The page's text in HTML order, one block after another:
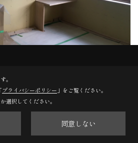
木工事完了検査を行いました。手
に取り掛かります。
。
プライバシーポリシー 」をご覧ください。
選択してください。
同意しない